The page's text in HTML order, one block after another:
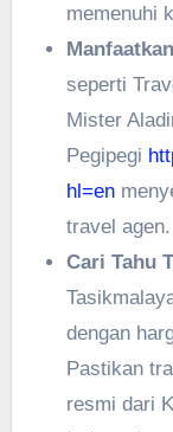
memenuhi
seperti
Mister
Pegipegi
hl=en
travel agen.
Cari Tahu
dengan
Pastikan
resmi dari